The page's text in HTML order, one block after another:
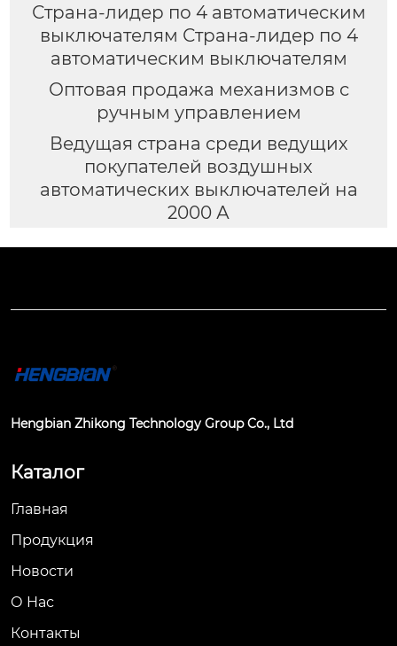
Страна-лидер по 4 автоматическим
выключателям Страна-лидер по 4
автоматическим выключателям
Оптовая продажа механизмов с
ручным управлением
Ведущая страна среди ведущих
покупателей воздушных
автоматических выключателей на
2000 А
Hengbian Zhikong Technology Group Co., Ltd
Каталог
Главная
Продукция
Новости
О Hас
Контакты